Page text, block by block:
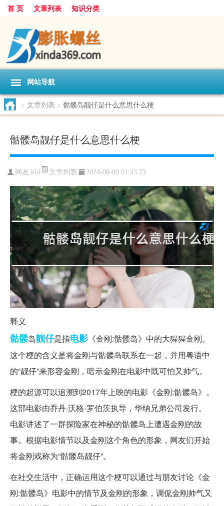
首 页 文章列表 知识分类
网站导航
> 文章列表 > 骷髅岛靓仔是什么意思什么梗
骷髅岛靓仔是什么意思什么梗
网友:kld 文章列表 2024-08-09 01:43:23
释义
骷髅岛靓仔是指电影 《金刚:骷髅岛》中的大猩猩金刚。
这个梗的含义是将金刚与骷髅岛联系在一起，并用粤语中
的“靓仔”来形容金刚，暗示金刚在电影中既可怕又帅气。
梗的起源可以追溯到2017年上映的电影《金刚:骷髅岛》。
这部电影由乔丹·沃格-罗伯茨执导，华纳兄弟公司发行。
电影讲述了一群探险家在神秘的骷髅岛上遭遇金刚的故
事。根据电影情节以及金刚这个角色的形象，网友们开始
将金刚戏称为“骷髅岛靓仔”。
在社交生活中，正确运用这个梗可以通过与朋友讨论《金
刚:骷髅岛》电影中的情节及金刚的形象，调侃金刚帅气又